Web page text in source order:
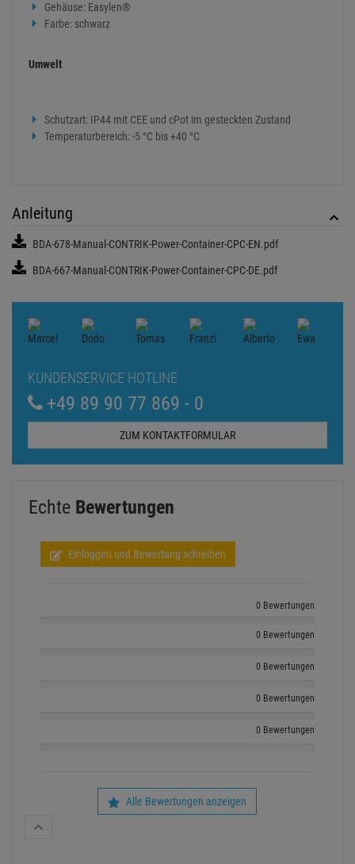
Gehäuse: Easylen®
Farbe: schwarz
Umwelt
Schutzart: IP44 mit CEE und cPot im gesteckten Zustand
Temperaturbereich: -5 °C bis +40 °C
Anleitung
BDA-678-Manual-CONTRIK-Power-Container-CPC-EN.pdf
BDA-667-Manual-CONTRIK-Power-Container-CPC-DE.pdf
KUNDENSERVICE HOTLINE
+49 89 90 77 869 - 0
ZUM KONTAKTFORMULAR
Echte Bewertungen
Einloggen und Bewertung schreiben
0 Bewertungen
0 Bewertungen
0 Bewertungen
0 Bewertungen
0 Bewertungen
Alle Bewertungen anzeigen